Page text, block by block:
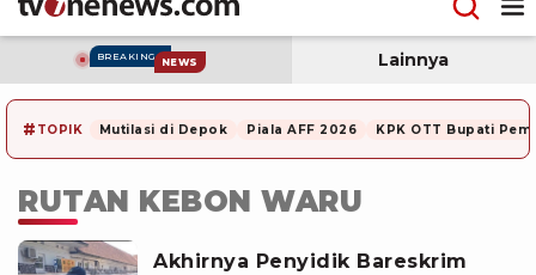
BREAKING NEWS Lainnya
# TOPIK Mutilasi di Depok Piala AFF 2026 KPK OTT Bupati
RUTAN KEBON WARU
Akhirnya Penyidik Bareskrim